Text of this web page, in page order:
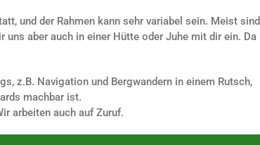
und der Rahmen kann sehr variabel sein. Meist sind
uns aber auch in einer Hütte oder Juhe mit dir ein. Da
z.B. Navigation und Bergwandern in einem Rutsch,
machbar ist.
arbeiten auch auf Zuruf.